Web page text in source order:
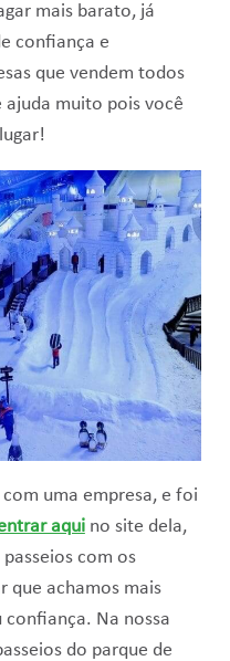
mais barato, já
confiança e
que vendem todos
ajuda muito pois você
uma empresa, e foi
aquino site dela,
com os
que achamos mais
confiança. Na nossa
do parque de